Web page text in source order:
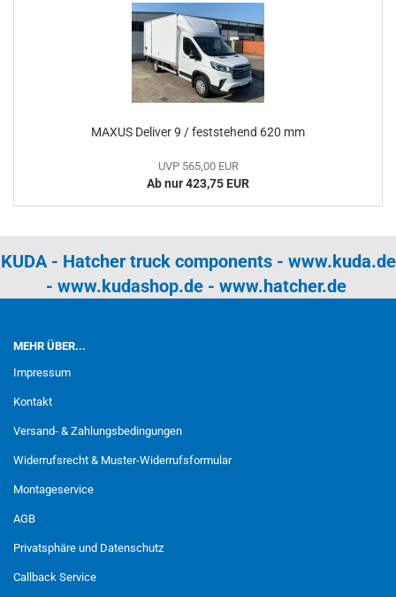
MAXUS Deliver 9 / feststehend 620 mm
UVP 565,00 EUR
Ab nur 423,75 EUR
KUDA - Hatcher truck components - www.kuda.de
- www.kudashop.de- www.hatcher.de
MEHR ÜBER...
Impressum
Kontakt
Versand- & Zahlungsbedingungen
Widerrufsrecht & Muster-Widerrufsformular
Montageservice
AGB
Privatsphäre und Datenschutz
Callback Service